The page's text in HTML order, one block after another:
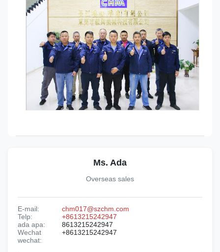
Ms. Ada
Overseas sales
E-mail:
chm017@szchm.com
Telp:
+8613215242947
ada apa:
8613215242947
Wechat
wechat:
+8613215242947